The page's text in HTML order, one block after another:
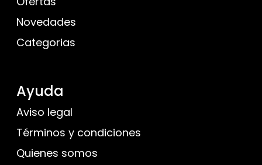
Novedades
Categorias
Ayuda
Aviso legal
Términos y condiciones
Quienes somos